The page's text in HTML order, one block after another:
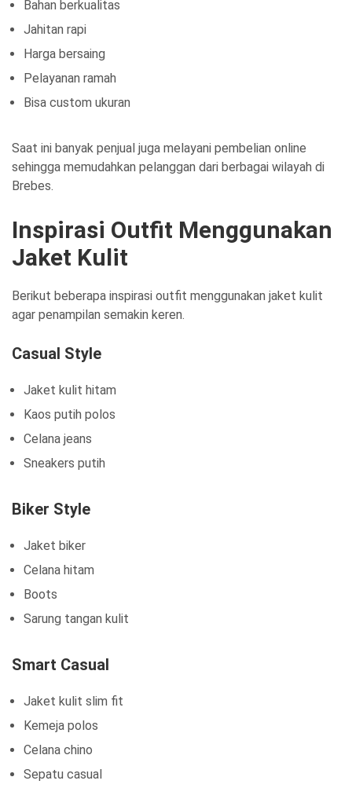
Bahan berkualitas
Jahitan rapi
Harga bersaing
Pelayanan ramah
Bisa custom ukuran
Saat ini banyak penjual juga melayani pembelian online
sehingga memudahkan pelanggan dari berbagai wilayah di
Brebes.
Inspirasi Outfit Menggunakan
Jaket Kulit
Berikut beberapa inspirasi outfit menggunakan jaket kulit
agar penampilan semakin keren.
Casual Style
Jaket kulit hitam
Kaos putih polos
Celana jeans
Sneakers putih
Biker Style
Jaket biker
Celana hitam
Boots
Sarung tangan kulit
Smart Casual
Jaket kulit slim fit
Kemeja polos
Celana chino
Sepatu casual